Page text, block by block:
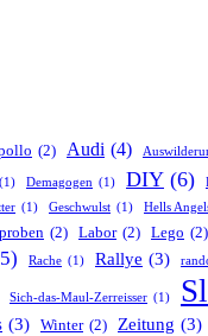
(2) Audi (4)
(1) Demagogen (1) DIY (6)
(1) Geschwulst (1) Hells
(2) Labor (2) Lego (2)
Rache (1) Rallye (3)
Sich-das-Maul-Zerreisser (1)
(3) Winter (2) Zeitung (3)